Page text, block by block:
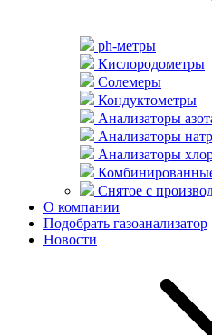
ph-метры
Кислородометры
Солемеры
Кондуктометры
Анализаторы
Анализаторы
Анализаторы
Снятое с
О компании
Подобрать газоанализатор
Новости